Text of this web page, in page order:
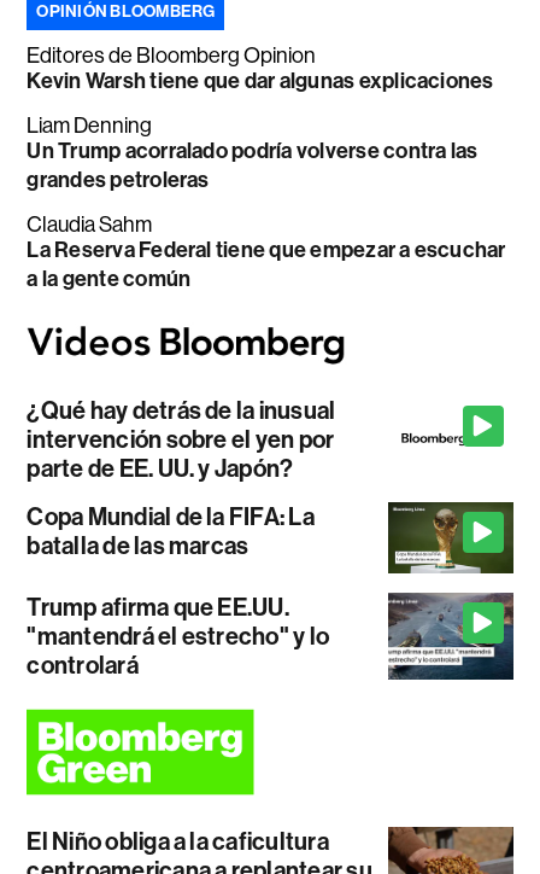
OPINIÓN BLOOMBERG
Editores de Bloomberg Opinion
Kevin Warsh tiene que dar algunas explicaciones
Liam Denning
Un Trump acorralado podría volverse contra las
grandes petroleras
Claudia Sahm
La Reserva Federal tiene que empezar a escuchar
a la gente común
¿Qué hay detrás de la inusual
intervención sobre el yen por
parte de EE. UU. y Japón?
Copa Mundial de la FIFA: La
batalla de las marcas
Trump afirma que EE.UU.
"mantendrá el estrecho" y lo
controlará
El Niño obliga a la caficultura